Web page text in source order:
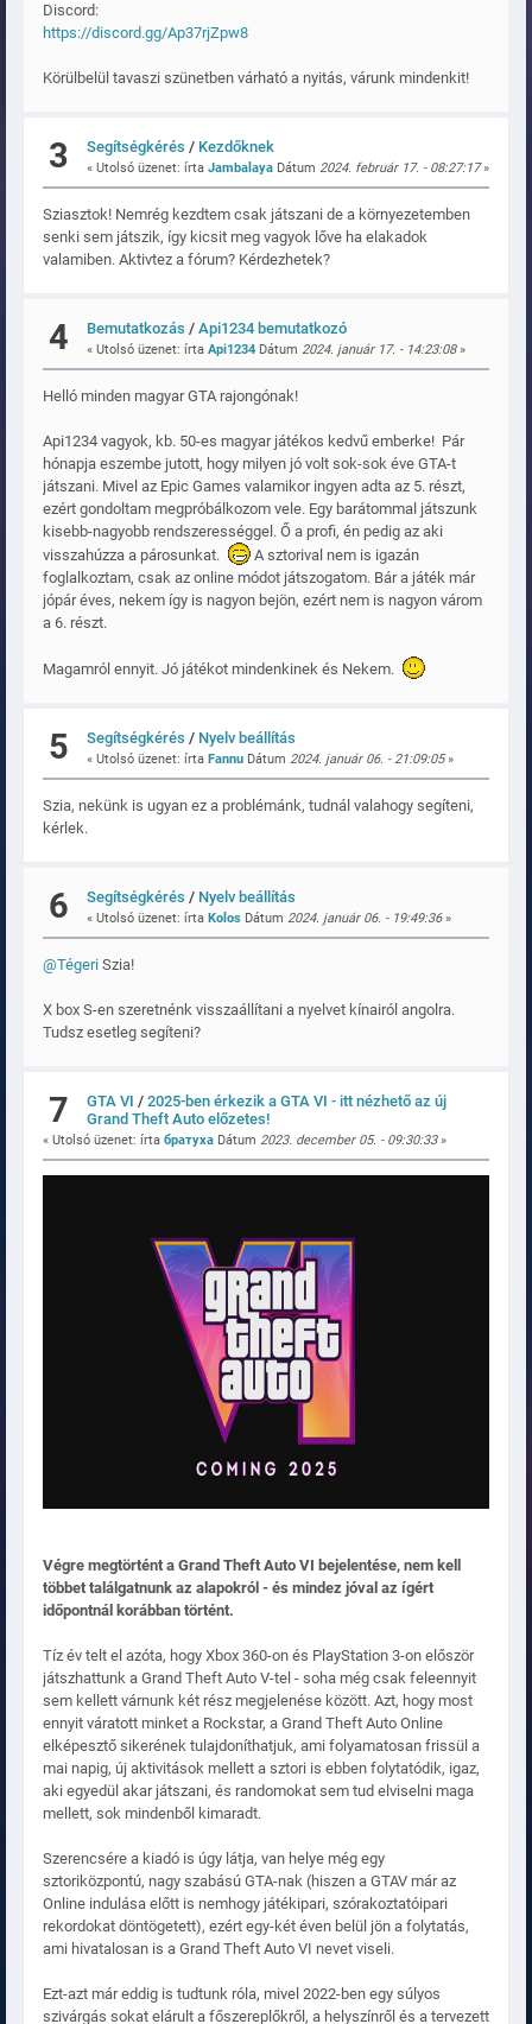
Discord:
https://discord.gg/Ap37rjZpw8
Körülbelül tavaszi szünetben várható a nyitás, várunk mindenkit!
3 Segítségkérés / Kezdőknek
« Utolsó üzenet: írta Jambalaya Dátum 2024. február 17. - 08:27:17»
Sziasztok! Nemrég kezdtem csak játszani de a környezetemben
senki sem játszik, így kicsit meg vagyok lőve ha elakadok
valamiben. Aktivtez a fórum? Kérdezhetek?
4 Bemutatkozás / Api1234 bemutatkozó
« Utolsó üzenet: írta Api1234 Dátum 2024. január 17. - 14:23:08»
Helló minden magyar GTA rajongónak!
Api1234 vagyok, kb. 50-es magyar játékos kedvű emberke! Pár
hónapja eszembe jutott, hogy milyen jó volt sok-sok éve GTA-t
játszani. Mivel az Epic Games valamikor ingyen adta az 5. részt,
ezért gondoltam megpróbálkozom vele. Egy barátommal játszunk
kisebb-nagyobb rendszerességgel. Ő a profi, én pedig az aki
visszahúzza a párosunkat.
A sztorival nem is igazán
foglalkoztam, csak az online módot játszogatom. Bár a játék már
jópár éves, nekem így is nagyon bejön, ezért nem is nagyon várom
a 6. részt.
Magamról ennyit. Jó játékot mindenkinek és Nekem.
5 Segítségkérés / Nyelv beállítás
« Utolsó üzenet: írta Fannu Dátum 2024. január 06. - 21:09:05»
Szia, nekünk is ugyan ez a problémánk, tudnál valahogy segíteni,
kérlek.
6 Segítségkérés / Nyelv beállítás
« Utolsó üzenet: írta Kolos Dátum 2024. január 06. - 19:49:36»
@TégeriSzia!
X box S-en szeretnénk visszaállítani a nyelvet kínairól angolra.
Tudsz esetleg segíteni?
7 GTA VI / 2025-ben érkezik a GTA VI - itt nézhető az új
Grand Theft Auto előzetes!
« Utolsó üzenet: írta братуха Dátum 2023. december 05. - 09:30:33»
Végre megtörtént a Grand Theft Auto VI bejelentése, nem kell
többet találgatnunk az alapokról - és mindez jóval az ígért
időpontnál korábban történt.
Tíz év telt el azóta, hogy Xbox 360-on és PlayStation 3-on először
játszhattunk a Grand Theft Auto V-tel - soha még csak feleennyit
sem kellett várnunk két rész megjelenése között. Azt, hogy most
ennyit váratott minket a Rockstar, a Grand Theft Auto Online
elképesztő sikerének tulajdoníthatjuk, ami folyamatosan frissül a
mai napig, új aktivitások mellett a sztori is ebben folytatódik, igaz,
aki egyedül akar játszani, és randomokat sem tud elviselni maga
mellett, sok mindenből kimaradt.
Szerencsére a kiadó is úgy látja, van helye még egy
sztoriközpontú, nagy szabású GTA-nak (hiszen a GTAV már az
Online indulása előtt is nemhogy játékipari, szórakoztatóipari
rekordokat döntögetett), ezért egy-két éven belül jön a folytatás,
ami hivatalosan is a Grand Theft Auto VI nevet viseli.
Ezt-azt már eddig is tudtunk róla, mivel 2022-ben egy súlyos
szivárgás sokat elárult a főszereplőkről, a helyszínről és a tervezett